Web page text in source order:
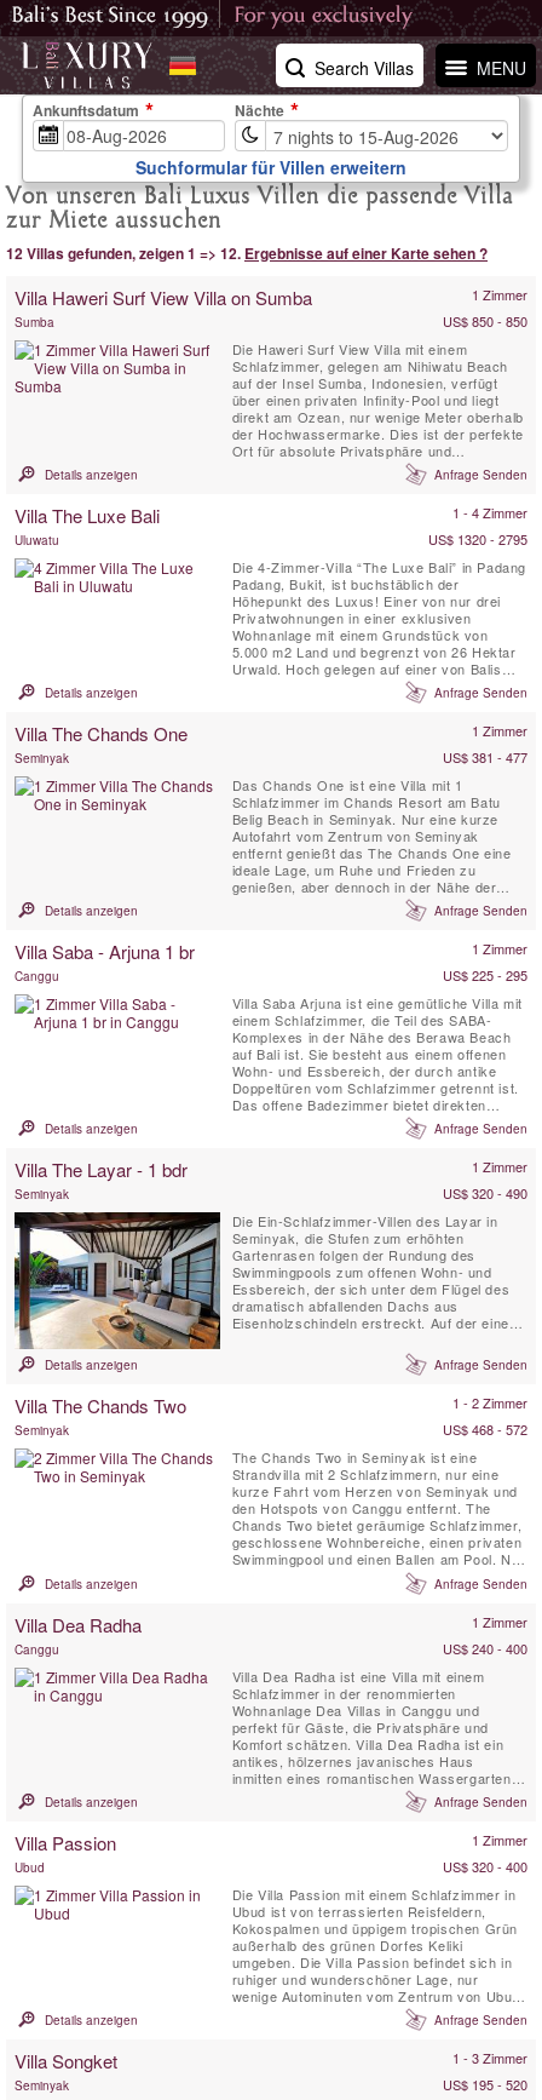
MENU
Search Villas
Von unseren Bali Luxus Villen die passende Villa
zur Miete aussuchen
12 Villas gefunden, zeigen 1 => 12. Ergebnisse auf einer Karte sehen ?
Villa Haweri Surf View Villa on Sumba 1 Zimmer
Sumba
US$ 850 - 850
Die Haweri Surf View Villa mit einem
Schlafzimmer, gelegen am Nihiwatu Beach
auf der Insel Sumba, Indonesien, verfügt
über einen privaten Infinity-Pool und liegt
direkt am Ozean, nur wenige Meter oberhalb
der Hochwassermarke. Dies ist der perfekte
Ort für absolute Privatsphäre und
Abgeschiedenheit – ideal für einen
romantischen Urlaub oder eine
einen direkten Blick auf die berühmte
Surfwelle „God’s Left“, den 2,5 km langen ...
Details anzeigen Anfrage Senden
Villa The Luxe Bali 1 - 4 Zimmer
Uluwatu
US$ 1320 - 2795
Die 4-Zimmer-Villa “The Luxe Bali” in Padang
Padang, Bukit, ist buchstäblich der
Höhepunkt des Luxus! Einer von nur drei
Privatwohnungen in einer exklusiven
Wohnanlage mit einem Grundstück von
5.000 m2 Land und begrenzt von 26 Hektar
Urwald. Hoch gelegen auf einer von Balis
Top Klippenlagen, bietet das Haus eine
atemberaubende Aussicht auf die Brandung
Seminyak in der Ferne, und von Balis
majestätischen heiligen Vulkan Mount
Details anzeigen Anfrage Senden
Villa The Chands One 1 Zimmer
Seminyak
US$ 381 - 477
Das Chands One ist eine Villa mit 1
Schlafzimmer im Chands Resort am Batu
Belig Beach in Seminyak. Nur eine kurze
Autofahrt vom Zentrum von Seminyak
entfernt genießt das The Chands One eine
ideale Lage, um Ruhe und Frieden zu
genießen, aber dennoch in der Nähe der
beliebten Restaurants, Boutiquen und Cafés
zu bleiben. Diese Villa mit 1 Schlafzimmer
Kurzurlaub für Ihren tropischen Urlaub mit
einem privaten Swimmingpool und einer ...
Details anzeigen Anfrage Senden
Villa Saba - Arjuna 1 br 1 Zimmer
Canggu
US$ 225 - 295
Villa Saba Arjuna ist eine gemütliche Villa mit
einem Schlafzimmer, die Teil des SABA-
Komplexes in der Nähe des Berawa Beach
auf Bali ist. Sie besteht aus einem offenen
Wohn- und Essbereich, der durch antike
Doppeltüren vom Schlafzimmer getrennt ist.
Das offene Badezimmer bietet direkten
Zugang zum 8-Meter-Pool im privaten
Garten. Die Villa verfügt über eine
geschmackvolle Villa ist ideal für ein Paar in
den Flitterwochen. Arjuna kann für ...
Details anzeigen Anfrage Senden
Villa The Layar - 1 bdr 1 Zimmer
Seminyak
US$ 320 - 490
Die Ein-Schlafzimmer-Villen des Layar in
Seminyak, die Stufen zum erhöhten
Gartenrasen folgen der Rundung des
Swimmingpools zum offenen Wohn- und
Essbereich, der sich unter dem Flügel des
dramatisch abfallenden Dachs aus
Eisenholzschindeln erstreckt. Auf der einen
Kombüsenküche, während auf der anderen
Seite, abgewinkelt unter dem zweiten
sein angeschlossenes Gartenbadezimmer
Details anzeigen Anfrage Senden
Villa The Chands Two 1 - 2 Zimmer
Seminyak
US$ 468 - 572
The Chands Two in Seminyak ist eine
Strandvilla mit 2 Schlafzimmern, nur eine
kurze Fahrt vom Herzen von Seminyak und
den Hotspots von Canggu entfernt. The
Chands Two bietet geräumige Schlafzimmer,
geschlossene Wohnbereiche, einen privaten
Swimmingpool und einen Ballen am Pool. Nur
wenige Schritte vom Strand, lokalen
Restaurants und Strandbars entfernt,
verbringen, während Sie lokale Küche und
Details anzeigen Anfrage Senden
Villa Dea Radha 1 Zimmer
Canggu
US$ 240 - 400
Villa Dea Radha ist eine Villa mit einem
Schlafzimmer in der renommierten
Wohnanlage Dea Villas in Canggu und
perfekt für Gäste, die Privatsphäre und
Komfort schätzen. Villa Dea Radha ist ein
antikes, hölzernes javanisches Haus
inmitten eines romantischen Wassergartens.
Radha wurde zerlegt und aus einer kleinen
Stadt in Zentraljava hergebracht, die für ihre
ist. Der private Freiformpool ist von einem
Details anzeigen Anfrage Senden
Villa Passion 1 Zimmer
Ubud
US$ 320 - 400
Die Villa Passion mit einem Schlafzimmer in
Ubud ist von terrassierten Reisfeldern,
Kokospalmen und üppigem tropischen Grün
außerhalb des grünen Dorfes Keliki
umgeben. Die Villa Passion befindet sich in
ruhiger und wunderschöner Lage, nur
wenige Autominuten vom Zentrum von Ubud
entfernt. Die Villa Passion ist eine
romantische, luxuriöse und elegante Villa,
kleine Familien eignet, die nach Perfektion
Details anzeigen Anfrage Senden
Villa Songket 1 - 3 Zimmer
Seminyak
US$ 195 - 520
Ankunftsdatum Nächte
Suchformular für Villen erweitern